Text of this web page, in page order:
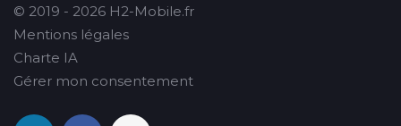
© 2019 - 2026 H2-Mobile.fr
Mentions légales
Charte IA
Gérer mon consentement